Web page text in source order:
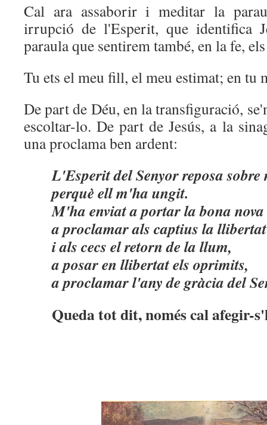
Cal ara assaborir i meditar la
irrupció de l'Esperit, que identifica
paraula que sentirem també, en la fe,
Tu ets el meu fill, el meu estimat; en tu
De part de Déu, en la transfiguració,
escoltar-lo. De part de Jesús, a la
una proclama ben ardent:
L'Esperit del Senyor reposa sobre
perquè ell m'ha ungit.
M'ha enviat a portar la bona nova
a proclamar als captius la llibertat
i als cecs el retorn de la llum,
a posar en llibertat els oprimits,
a proclamar l'any de gràcia del
Queda tot dit, només cal afegir-